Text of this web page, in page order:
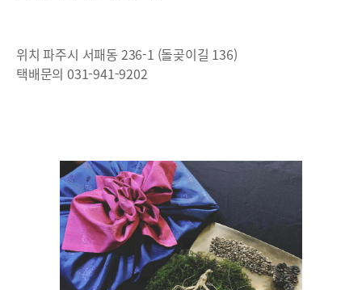
위치 파주시 서패동 236-1 (돌곶이길 136)
택배문의 031-941-9202